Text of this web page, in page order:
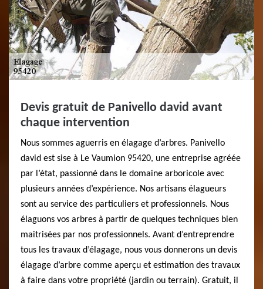
Devis gratuit de Panivello david avant
chaque intervention
Nous sommes aguerris en élagage d’arbres. Panivello
david est sise à Le Vaumion 95420, une entreprise agréée
par l’état, passionné dans le domaine arboricole avec
plusieurs années d’expérience. Nos artisans élagueurs
sont au service des particuliers et professionnels. Nous
élaguons vos arbres à partir de quelques techniques bien
maitrisées par nos professionnels. Avant d’entreprendre
tous les travaux d’élagage, nous vous donnerons un devis
élagage d’arbre comme aperçu et estimation des travaux
à faire dans votre propriété (jardin ou terrain). Gratuit, il